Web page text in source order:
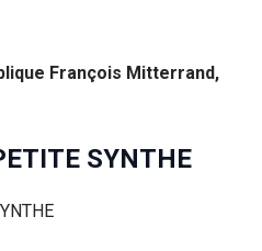
François Mitterrand,
SYNTHE